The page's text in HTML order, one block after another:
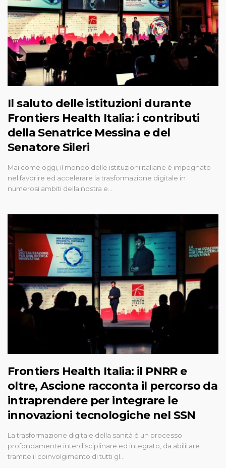
Il saluto delle istituzioni durante
Frontiers Health Italia: i contributi
della Senatrice Messina e del
Senatore Sileri
Mai come oggi, il mondo delle istituzioni italiane è impegnato
nel favorire ed accelerare la trasformazione digitale in
numerosi ambiti della nostra e…
Frontiers Health Italia: il PNRR e
oltre, Ascione racconta il percorso da
intraprendere per integrare le
innovazioni tecnologiche nel SSN
La trasformazione digitale della sanità è un processo
profondamente interdisciplinare ed integrato, da abilitare
tramite il coinvolgimento di tutti gl…